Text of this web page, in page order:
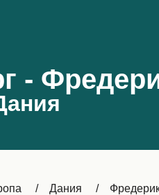
-
Дания